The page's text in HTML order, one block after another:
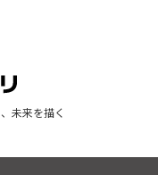
未来を描く